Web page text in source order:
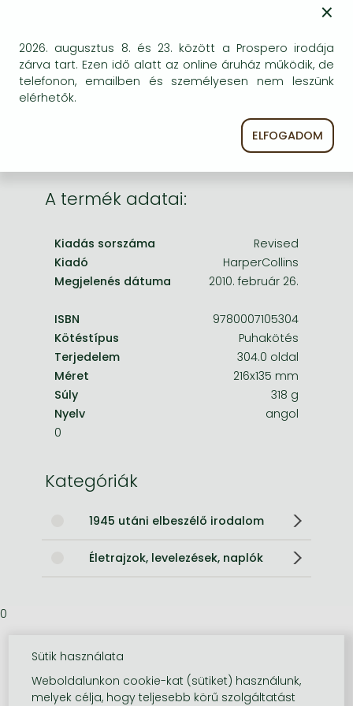
One-Punch Man manga
Bizonytalan a beszerezhetőség. Érdemes még
egyszer keresni szerzővel és címmel. Ha nem talál
másik, kapható kiadást, forduljon
ügyfélszolgálatunkhoz!
A termék adatai:
Kiadás sorszáma
Revised
Kiadó
HarperCollins
Megjelenés dátuma
2010. február 26.
ISBN
9780007105304
Kötéstípus
Puhakötés
Terjedelem
304.0 oldal
Méret
216x135 mm
Súly
318 g
Nyelv
angol
0
Kategóriák
1945 utáni elbeszélő irodalom
Életrajzok, levelezések, naplók
0
×
2026. augusztus 8. és 23. között a Prospero irodája
zárva tart. Ezen idő alatt az online áruház működik, de
telefonon, emailben és személyesen nem leszünk
elérhetők.
ELFOGADOM
Sütik használata
Weboldalunkon cookie-kat (sütiket) használunk,
melyek célja, hogy teljesebb körű szolgáltatást